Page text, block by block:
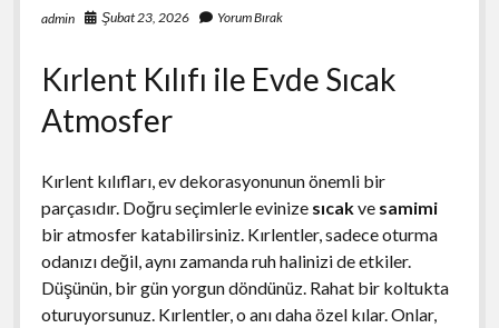
Ücretsiz En İyi Instagram Beğeni Hilesi
admin Şubat 23, 2026 Yorum Bırak
Kırlent Kılıfı ile Evde Sıcak
Atmosfer
Kırlent kılıfları, ev dekorasyonunun önemli bir
parçasıdır. Doğru seçimlerle evinize sıcakve samimi
bir atmosfer katabilirsiniz. Kırlentler, sadece oturma
odanızı değil, aynı zamanda ruh halinizi de etkiler.
Düşünün, bir gün yorgun döndünüz. Rahat bir koltukta
oturuyorsunuz. Kırlentler, o anı daha özel kılar. Onlar,